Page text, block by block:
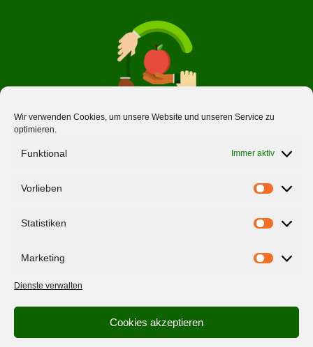
Wir verwenden Cookies, um unsere Website und unseren Service zu
optimieren.
Funktional Immer aktiv
Vorlieben
Vorlieben
Statistiken
Statistiken
Marketing
Marketing
Dienste verwalten
Cookies akzeptieren